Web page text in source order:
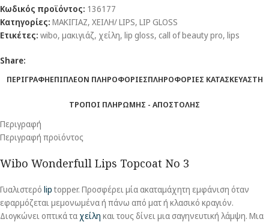
Κωδικός προϊόντος: 136177
Κατηγορίες: ΜΑΚΙΓΙΑΖ, ΧΕΙΛΗ/ LIPS, LIP GLOSS
Ετικέτες: wibo, μακιγιάζ, χείλη, lip gloss, call of beauty pro, lips
Share:
ΠΕΡΙΓΡΑΦΗΕΠΙΠΛΕΟΝ ΠΛΗΡΟΦΟΡΙΕΣΠΛΗΡΟΦΟΡΙΕΣ ΚΑΤΑΣΚΕΥΑΣΤΗ
ΤΡΟΠΟΙ ΠΛΗΡΩΜΗΣ - ΑΠΟΣΤΟΛΗΣ
Περιγραφή
Περιγραφή προϊόντος
Wibo Wonderfull Lips Topcoat No 3
Γυαλιστερό lip topper. Προσφέρει μία ακαταμάχητη εμφάνιση όταν
εφαρμόζεται μεμονωμένα ή πάνω από ματ ή κλασικό κραγιόν.
Διογκώνει οπτικά τα χείλη και τους δίνει μια σαγηνευτική λάμψη. Μια